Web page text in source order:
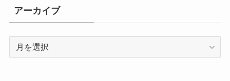
リ
ー
アーカイブ